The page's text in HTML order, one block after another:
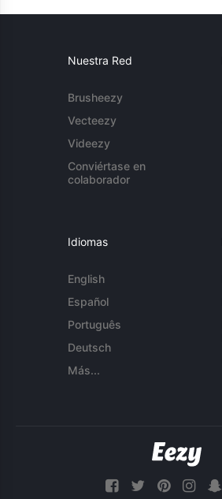
Nuestra Red
Brusheezy
Vecteezy
Videezy
Conviértase en
colaborador
Idiomas
English
Español
Português
Deutsch
Más...